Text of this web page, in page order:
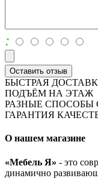
:
Оставить отзыв
БЫСТРАЯ
ПОДЪЁМ НА ЭТАЖ
РАЗНЫЕ СПОСОБЫ
ГАРАНТИЯ
О нашем магазине
«Мебель Я» - это
динамично